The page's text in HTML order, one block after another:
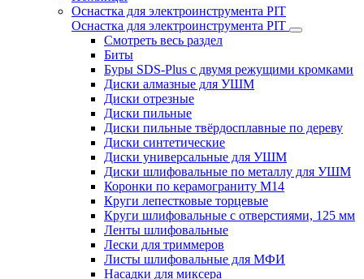
Оснастка для электроинструмента PIT
Оснастка для электроинструмента PIT
Смотреть весь раздел
Биты
Буры SDS-Plus c двумя режущими кромками
Диски алмазные для УШМ
Диски отрезные
Диски пильные
Диски пильные твёрдосплавные по дереву
Диски синтетические
Диски универсальные для УШМ
Диски шлифовальные по металлу для УШМ
Коронки по керамограниту M14
Круги лепестковые торцевые
Круги шлифовальные с отверстиями, 125 мм
Ленты шлифовальные
Лески для триммеров
Листы шлифовальные для МФИ
Насадки для миксера